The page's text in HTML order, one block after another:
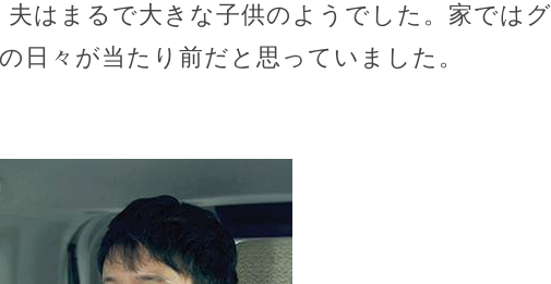
はまるで大きな子供のようでした。家では
日々が当たり前だと思っていました。